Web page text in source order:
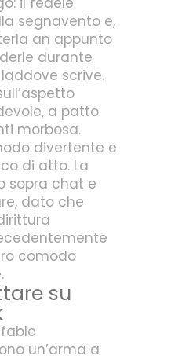
segnavento e,
an appunto
durante
scrive.
a patto
morbosa.
divertente e
di atto. La
sopra chat e
dato che
comodo
su
un’arma a